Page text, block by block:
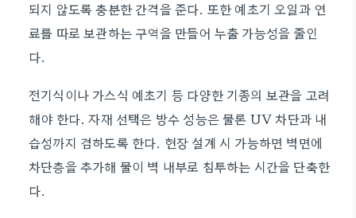
되지 않도록 충분한 간격을 준다. 또한 예초기 오일과 연
료를 따로 보관하는 구역을 만들어 누출 가능성을 줄인
다.
전기식이나 가스식 예초기 등 다양한 기종의 보관을 고려
해야 한다. 자재 선택은 방수 성능은 물론 UV 차단과 내
습성까지 겸하도록 한다. 현장 설계 시 가능하면 벽면에
차단층을 추가해 물이 벽 내부로 침투하는 시간을 단축한
다.